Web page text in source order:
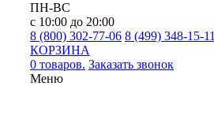
ПН-ВС
с 10:00 до 20:00
8 (800) 302-77-06 8 (499) 348-15-11
КОРЗИНА
0 товаров. Заказать звонок
Меню